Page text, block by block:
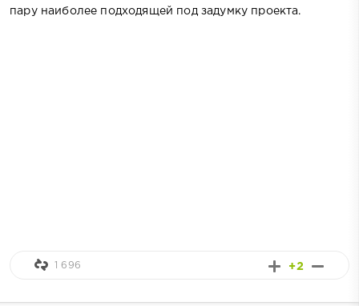
пару наиболее подходящей под задумку проекта.
+2
1 696